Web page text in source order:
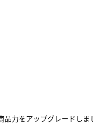
品力をアップグレードし